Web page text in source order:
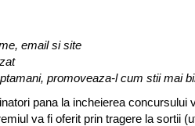
email si site
promoveaza-l cum stii mai
pana la incheierea concursului
va fi oferit prin tragere la sortii